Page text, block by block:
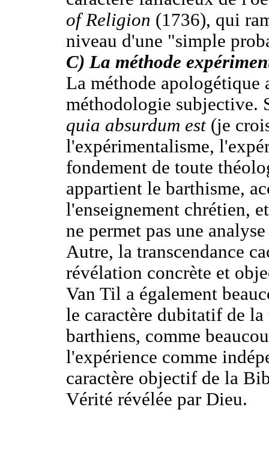
of Religion (1736), qui
niveau d'une "simple
C) La méthode
La méthode apologétique
méthodologie subjective.
quia absurdum est(je
l'expérimentalisme,
fondement de toute
appartient le barthisme,
l'enseignement chrétien,
ne permet pas une
Autre, la transcendance
révélation concrète et
Van Til a également
le caractère dubitatif de
barthiens, comme
l'expérience comme
caractère objectif de la
Vérité révélée par Dieu.